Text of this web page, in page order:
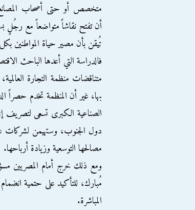
متخصص أو حتى أصحاب
أن تفتح نقاشاً متواضعاً مع
تُيقن بأن مصير حياة المواطنين
بها، غير أن المنظمة تخدم
الصناعية الكبرى تسعى لتصريف
دول الجنوب، وستهيمن لشركات
مصالحها التوسعية وزيادة أرباحها.
ومع ذلك خرج أمام المصريين
مُبارك، للتأكيد على حتمية
المباشرة.